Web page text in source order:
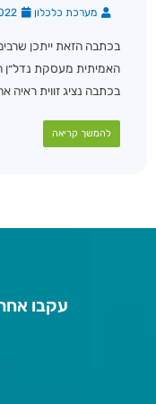
מערכת כלכלון
בכתבה הזאת ייתכן
האמיתית מעסקת נדל״ן
בכתבה נציג זווית
להמשך קריאה
עקבו